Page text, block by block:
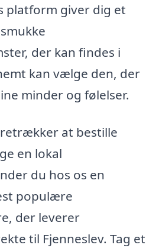
platform giver dig et
der kan findes i
kan vælge den, der
minder og følelser.
at bestille
en lokal
du hos os en
populære
der leverer
til Fjenneslev. Tag et